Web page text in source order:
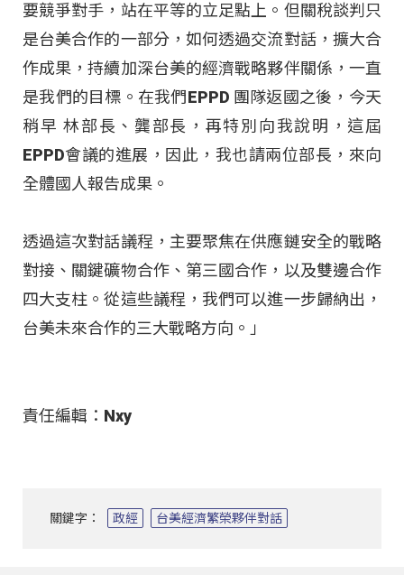
要競爭對手，站在平等的立足點上。但關稅談判只
是台美合作的一部分，如何透過交流對話，擴大合
作成果，持續加深台美的經濟戰略夥伴關係，一直
是我們的目標。在我們EPPD 團隊返國之後，今天
稍早 林部長、龔部長，再特別向我說明，這屆
EPPD會議的進展，因此，我也請兩位部長，來向
全體國人報告成果。
透過這次對話議程，主要聚焦在供應鏈安全的戰略
對接、關鍵礦物合作、第三國合作，以及雙邊合作
四大支柱。從這些議程，我們可以進一步歸納出，
台美未來合作的三大戰略方向。」
責任編輯：Nxy
關鍵字： 政經 台美經濟繁榮夥伴對話